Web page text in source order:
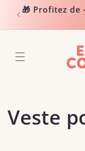
passer
contenu
🎁 Profitez de
C
Veste